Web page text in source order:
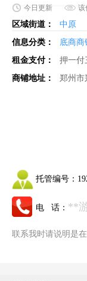
今日 更新 该
区域街道：
中原
信息分类：
底商商
租金支付：
押一付
商铺地址：
郑州市
托管编号：
电 话： **
联系我时请说明是